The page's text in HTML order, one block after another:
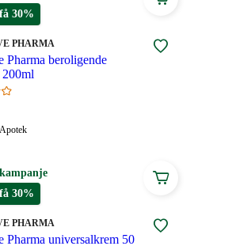
30%
PHARMA
Pharma beroligende
Apotek:
Apotek
30%
PHARMA
Pharma universalkrem 50